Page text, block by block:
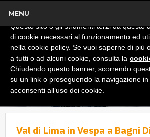
MENU
Val di Lima in Vespa a Bagni
Informativa
Questo sito o gli strumenti terzi da questo
di cookie necessari al funzionamento ed
nella cookie policy. Se vuoi saperne di più
a tutti o ad alcuni cookie, consulta la
Chiudendo questo banner, scorrendo
su un link o proseguendo la navigazione in
acconsenti all’uso dei cookie.